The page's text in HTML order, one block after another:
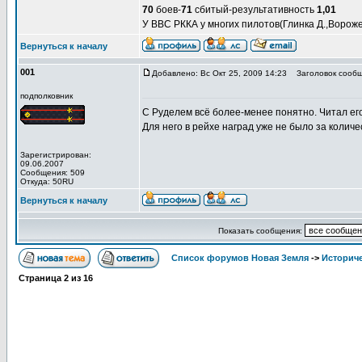
70 боев-71 сбитый-результативность 1,01
У ВВС РККА у многих пилотов(Глинка
Вернуться к началу
001
подполковник
Зарегистрирован:
09.06.2007
Сообщения: 509
Откуда: 50RU
Добавлено: Вс Окт 25, 2009 14:23 Заголовок
С Руделем всё более-менее понятно. Читал
Для него в рейхе наград уже не было за
Вернуться к началу
Показать сообщения:
Список форумов Новая Земля ->
Страница 2 из 16